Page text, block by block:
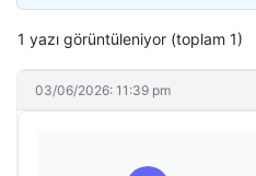
1 yazı görüntüleniyor (toplam 1)
03/06/2026: 11:39 pm